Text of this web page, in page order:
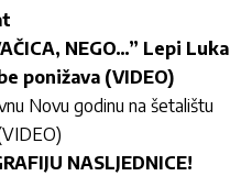
NEGO…” Lepi Luka
ponižava (VIDEO)
Novu godinu na šetalištu
NASLJEDNICE!